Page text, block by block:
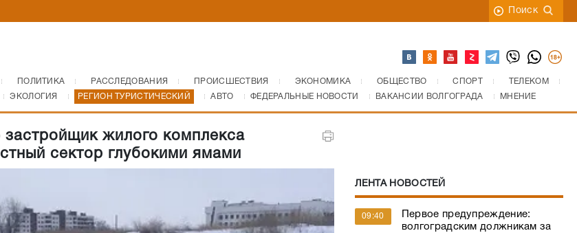
Поиск
ПОЛИТИКА РАССЛЕДОВАНИЯ ПРОИСШЕСТВИЯ ЭКОНОМИКА ОБЩЕСТВО СПОРТ
ТЕЛЕКОМ
ЭКОЛОГИЯ РЕГИОН ТУРИСТИЧЕСКИЙ АВТО ФЕДЕРАЛЬНЫЕ НОВОСТИ ВАКАНСИИ ВОЛГОГРАДА МНЕНИЕ
застройщик жилого комплекса
сектор глубокими ямами
ЛЕНТА НОВОСТЕЙ
09:40
Первое предупреждение:
волгоградским должникам за